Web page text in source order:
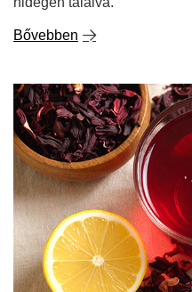
Hibiszkusz tea - fanyar
lehetőségek!